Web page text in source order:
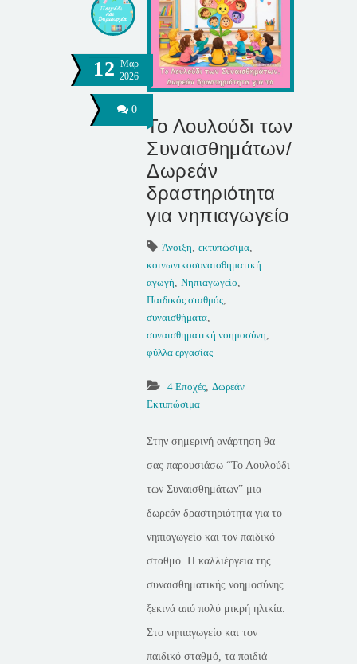
12 Μαρ
2026
0
Το Λουλούδι των
Συναισθημάτων/
Δωρεάν
δραστηριότητα
για νηπιαγωγείο
Άνοιξη, εκτυπώσιμα,
κοινωνικοσυναισθηματική
αγωγή, Νηπιαγωγείο,
Παιδικός σταθμός,
συναισθήματα,
συναισθηματική νοημοσύνη,
φύλλα εργασίας
4 Εποχές, Δωρεάν
Εκτυπώσιμα
Στην σημερινή ανάρτηση θα
σας παρουσιάσω “Το Λουλούδι
των Συναισθημάτων” μια
δωρεάν δραστηριότητα για το
νηπιαγωγείο και τον παιδικό
σταθμό. Η καλλιέργεια της
συναισθηματικής νοημοσύνης
ξεκινά από πολύ μικρή ηλικία.
Στο νηπιαγωγείο και τον
παιδικό σταθμό, τα παιδιά